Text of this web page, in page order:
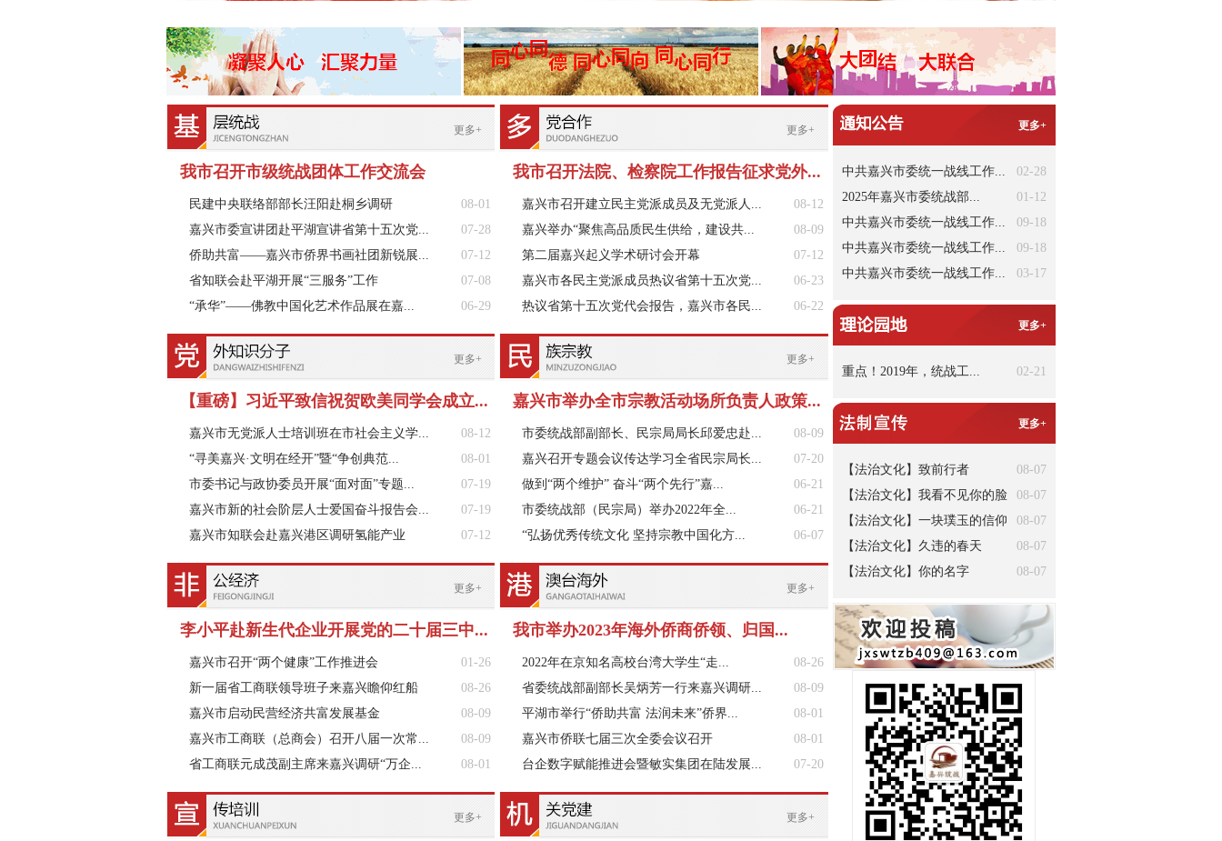
更多+
我市召开市级统战团体工作交流会
民建中央联络部部长汪阳赴桐乡调研
08-01
嘉兴市委宣讲团赴平湖宣讲省第十五次党...
07-28
侨助共富——嘉兴市侨界书画社团新锐展...
07-12
省知联会赴平湖开展“三服务”工作
07-08
“承华”——佛教中国化艺术作品展在嘉...
06-29
更多+
我市召开法院、检察院工作报告征求党外...
嘉兴市召开建立民主党派成员及无党派人...
08-12
嘉兴举办“聚焦高品质民生供给，建设共...
08-09
第二届嘉兴起义学术研讨会开幕
07-12
嘉兴市各民主党派成员热议省第十五次党...
06-23
热议省第十五次党代会报告，嘉兴市各民...
06-22
更多+
【重磅】习近平致信祝贺欧美同学会成立...
嘉兴市无党派人士培训班在市社会主义学...
08-12
“寻美嘉兴·文明在经开”暨“争创典范...
08-01
市委书记与政协委员开展“面对面”专题...
07-19
嘉兴市新的社会阶层人士爱国奋斗报告会...
07-19
嘉兴市知联会赴嘉兴港区调研氢能产业
07-12
更多+
嘉兴市举办全市宗教活动场所负责人政策...
市委统战部副部长、民宗局局长邱爱忠赴...
08-09
嘉兴召开专题会议传达学习全省民宗局长...
07-20
做到“两个维护” 奋斗“两个先行”嘉...
06-21
市委统战部（民宗局）举办2022年全...
06-21
“弘扬优秀传统文化 坚持宗教中国化方...
06-07
更多+
李小平赴新生代企业开展党的二十届三中...
嘉兴市召开“两个健康”工作推进会
01-26
新一届省工商联领导班子来嘉兴瞻仰红船
08-26
嘉兴市启动民营经济共富发展基金
08-09
嘉兴市工商联（总商会）召开八届一次常...
08-09
省工商联元成茂副主席来嘉兴调研“万企...
08-01
更多+
我市举办2023年海外侨商侨领、归国...
2022年在京知名高校台湾大学生“走...
08-26
省委统战部副部长吴炳芳一行来嘉兴调研...
08-09
平湖市举行“侨助共富 法润未来”侨界...
08-01
嘉兴市侨联七届三次全委会议召开
08-01
台企数字赋能推进会暨敏实集团在陆发展...
07-20
更多+ 更多+
更多+
中共嘉兴市委统一战线工作...
02-28
2025年嘉兴市委统战部...
01-12
中共嘉兴市委统一战线工作...
09-18
中共嘉兴市委统一战线工作...
09-18
中共嘉兴市委统一战线工作...
03-17
更多+
重点！2019年，统战工... 02-21
更多+
【法治文化】致前行者
08-07
【法治文化】我看不见你的脸
08-07
【法治文化】一块璞玉的信仰
08-07
【法治文化】久违的春天
08-07
【法治文化】你的名字
08-07